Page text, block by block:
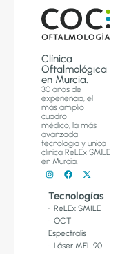
Clínica
Oftalmológica
en Murcia.
30 años de
experiencia, el
más amplio
cuadro
médico, la más
avanzada
tecnología y única
clínica ReLEx SMILE
en Murcia.
Tecnologías
· ReLEx SMILE
· OCT
Espectralis
· Láser MEL 90